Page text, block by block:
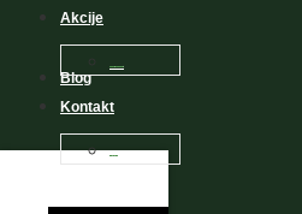
Akcije
Blog
Kontakt